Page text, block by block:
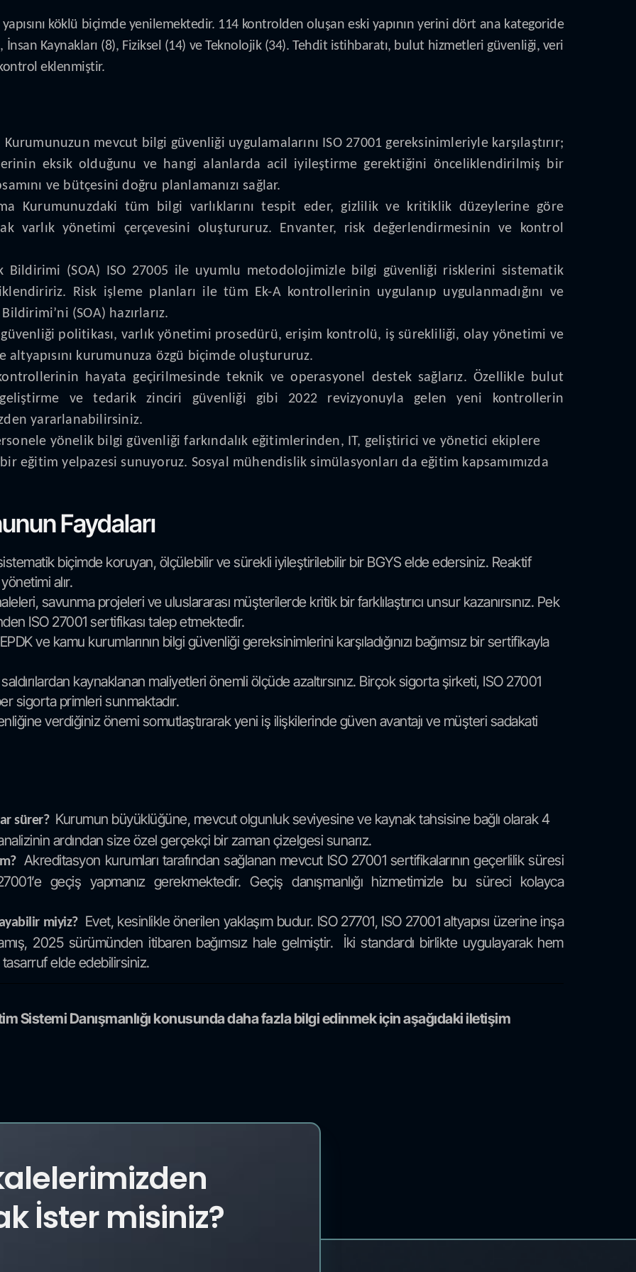
köklü biçimde yenilemektedir. 114 kontrolden oluşan eski yapının yerini dört ana kategoride
İnsan Kaynakları (8), Fiziksel (14) ve Teknolojik (34). Tehdit istihbaratı, bulut hizmetleri güvenliği, veri
eklenmiştir.
mevcut bilgi güvenliği uygulamalarını ISO 27001 gereksinimleriyle karşılaştırır;
eksik olduğunu ve hangi alanlarda acil iyileştirme gerektiğini önceliklendirilmiş bir
ve bütçesini doğru planlamanızı sağlar.
Kurumunuzdaki tüm bilgi varlıklarını tespit eder, gizlilik ve kritiklik düzeylerine göre
varlık yönetimi çerçevesini oluştururuz. Envanter, risk değerlendirmesinin ve kontrol
Bildirimi (SOA) ISO 27005 ile uyumlu metodolojimizle bilgi güvenliği risklerini sistematik
Risk işleme planları ile tüm Ek-A kontrollerinin uygulanıp uygulanmadığını ve
(SOA) hazırlarız.
politikası, varlık yönetimi prosedürü, erişim kontrolü, iş sürekliliği, olay yönetimi ve
kurumunuza özgü biçimde oluştururuz.
hayata geçirilmesinde teknik ve operasyonel destek sağlarız. Özellikle bulut
ve tedarik zinciri güvenliği gibi 2022 revizyonuyla gelen yeni kontrollerin
yararlanabilirsiniz.
yönelik bilgi güvenliği farkındalık eğitimlerinden, IT, geliştirici ve yönetici ekiplere
eğitim yelpazesi sunuyoruz. Sosyal mühendislik simülasyonları da eğitim kapsamımızda
Faydaları
sistematik biçimde koruyan, ölçülebilir ve sürekli iyileştirilebilir bir BGYS elde edersiniz. Reaktif
alır.
savunma projeleri ve uluslararası müşterilerde kritik bir farklılaştırıcı unsur kazanırsınız. Pek
ISO 27001 sertifikası talep etmektedir.
ve kamu kurumlarının bilgi güvenliği gereksinimlerini karşıladığınızı bağımsız bir sertifikayla
kaynaklanan maliyetleri önemli ölçüde azaltırsınız. Birçok sigorta şirketi, ISO 27001
sigorta primleri sunmaktadır.
verdiğiniz önemi somutlaştırarak yeni iş ilişkilerinde güven avantajı ve müşteri sadakati
sürer? Kurumun büyüklüğüne, mevcut olgunluk seviyesine ve kaynak tahsisine bağlı olarak 4
ardından size özel gerçekçi bir zaman çizelgesi sunarız.
Akreditasyon kurumları tarafından sağlanan mevcut ISO 27001 sertifikalarının geçerlilik süresi
geçiş yapmanız gerekmektedir. Geçiş danışmanlığı hizmetimizle bu süreci kolayca
miyiz? Evet, kesinlikle önerilen yaklaşım budur. ISO 27701, ISO 27001 altyapısı üzerine inşa
2025 sürümünden itibaren bağımsız hale gelmiştir. İki standardı birlikte uygulayarak hem
elde edebilirsiniz.
Sistemi Danışmanlığı konusunda daha fazla bilgi edinmek için aşağıdaki iletişim
İster misiniz?